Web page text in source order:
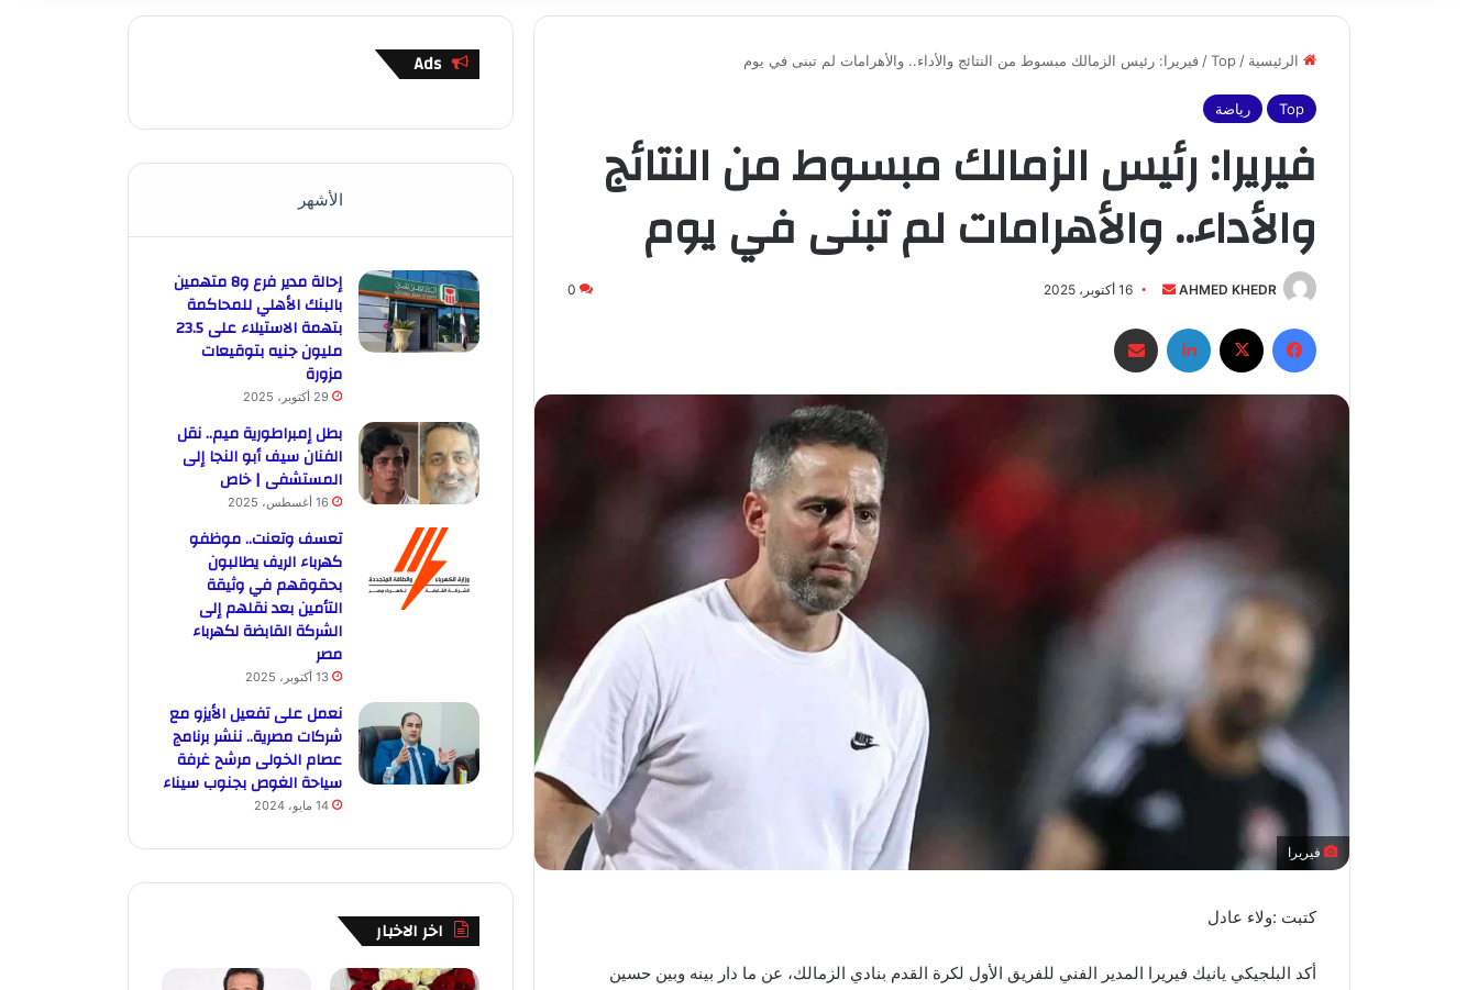
الرئيسية /
Top
/ فيريرا: رئيس الزمالك مبسوط من النتائج والأداء.. والأهرامات لم تبنى في يوم
Top رياضة
فيريرا: رئيس الزمالك مبسوط من النتائج
والأداء.. والأهرامات لم تبنى في يوم
AHMED KHEDR
أرسل
إلكترونيا
16 أكتوبر، 2025 0
فيسبوك لينكدإن
فيريرا
كتبت :ولاء عادل
أكد البلجيكي يانيك فيريرا المدير الفني للفريق الأول لكرة القدم بنادي الزمالك، عن ما دار بينه وبين حسين
Ads
الأشهر
إحالة مدير فرع و8 متهمين
بالبنك الأهلي للمحاكمة
بتهمة الاستيلاء على 23.5
مليون جنيه بتوقيعات
مزورة
29 أكتوبر، 2025
بطل إمبراطورية ميم.. نقل
الفنان سيف أبو النجا إلى
المستشفى | خاص
16 أغسطس، 2025
تعسف وتعنت.. موظفو
كهرباء الريف يطالبون
بحقوقهم في وثيقة
التأمين بعد نقلهم إلى
الشركة القابضة لكهرباء
مصر
13 أكتوبر، 2025
نعمل على تفعيل الأيزو مع
شركات مصرية.. ننشر برنامج
عصام الخولى مرشح غرفة
سياحة الغوص بجنوب سيناء
14 مايو، 2024
اخر الاخبار